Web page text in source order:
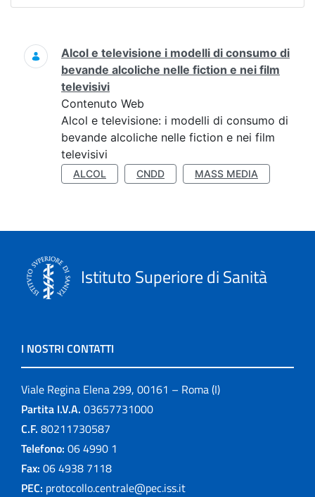
Ricerca
Alcol e televisione i modelli di consumo di
bevande alcoliche nelle fiction e nei film
televisivi
Contenuto Web
Alcol e televisione: i modelli di consumo di
bevande alcoliche nelle fiction e nei film
televisivi
ALCOL CNDD MASS MEDIA
Istituto Superiore di Sanità
I NOSTRI CONTATTI
Viale Regina Elena 299, 00161 – Roma (I)
Partita I.V.A. 03657731000
C.F. 80211730587
Telefono: 06 4990 1
Fax: 06 4938 7118
PEC: protocollo.centrale@pec.iss.it